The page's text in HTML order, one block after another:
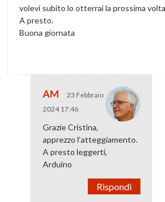
volevi subito lo otterrai la prossima
A presto.
Buona giornata
AM
23 Febbraio
2024 17:46
Grazie Cristina,
apprezzo l’atteggiamento.
A presto leggerti,
Arduino
Rispondi